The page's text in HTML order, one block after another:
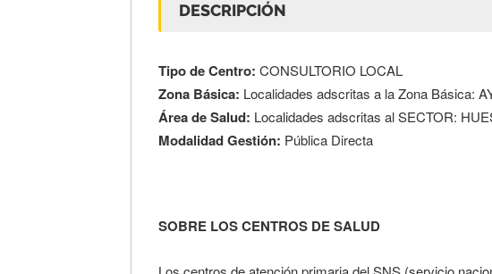
DESCRIPCIÓN
Tipo de Centro: CONSULTORIO LOCAL
Zona Básica: Localidades adscritas a la Zona Básica:
Área de Salud: Localidades adscritas al SECTOR:
Modalidad Gestión: Pública Directa
SOBRE LOS CENTROS DE SALUD